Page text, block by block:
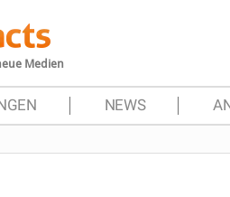
Medien
NEWS